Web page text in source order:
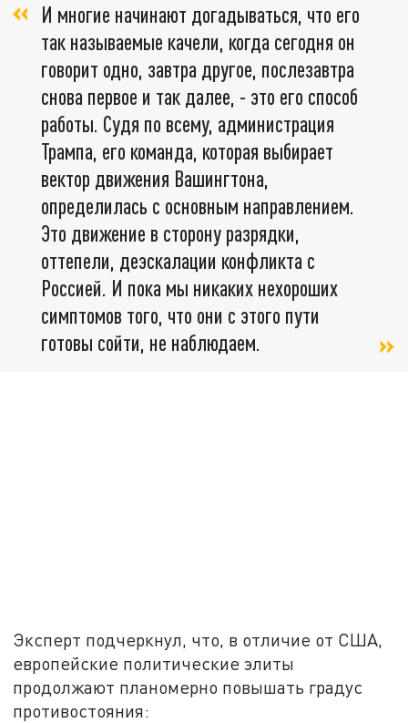
И многие начинают догадываться, что его
так называемые качели, когда сегодня он
говорит одно, завтра другое, послезавтра
снова первое и так далее, - это его способ
работы. Судя по всему, администрация
Трампа, его команда, которая выбирает
вектор движения Вашингтона,
определилась с основным направлением.
Это движение в сторону разрядки,
оттепели, деэскалации конфликта с
Россией. И пока мы никаких нехороших
симптомов того, что они с этого пути
готовы сойти, не наблюдаем.
Эксперт подчеркнул, что, в отличие от США,
европейские политические элиты
продолжают планомерно повышать градус
противостояния: